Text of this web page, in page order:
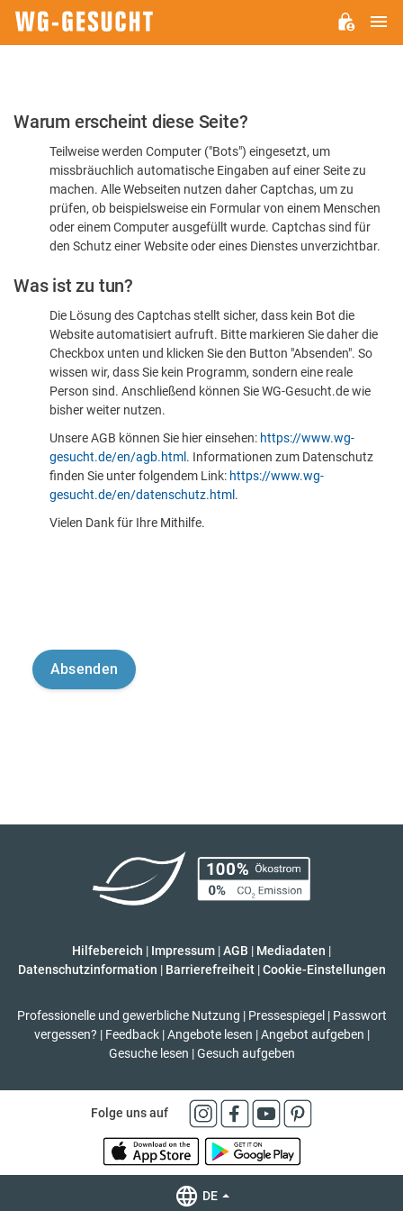
Bitte
dass
sind
Warum erscheint diese Seite?
Teilweise werden Computer ("Bots") eingesetzt, um
missbräuchlich automatische Eingaben auf einer Seite zu
machen. Alle Webseiten nutzen daher Captchas, um zu
prüfen, ob beispielsweise ein Formular von einem Menschen
oder einem Computer ausgefüllt wurde. Captchas sind für
den Schutz einer Website oder eines Dienstes unverzichtbar.
Was ist zu tun?
Die Lösung des Captchas stellt sicher, dass kein Bot die
Website automatisiert aufruft. Bitte markieren Sie daher die
Checkbox unten und klicken Sie den Button "Absenden". So
wissen wir, dass Sie kein Programm, sondern eine reale
Person sind. Anschließend können Sie WG-Gesucht.de wie
bisher weiter nutzen.
Unsere AGB können Sie hier einsehen: https://www.wg-
gesucht.de/en/agb.html . Informationen zum Datenschutz
finden Sie unter folgendem Link: https://www.wg-
gesucht.de/en/datenschutz.html .
Vielen Dank für Ihre Mithilfe.
Hilfebereich | Impressum |AGB | Mediadaten |
Datenschutzinformation | Barrierefreiheit | Cookie-Einstellungen
Professionelle und gewerbliche Nutzung | Pressespiegel | Passwort
vergessen? | Feedback | Angebote lesen | Angebot aufgeben |
Gesuche lesen | Gesuch aufgeben
Folge uns auf
DE